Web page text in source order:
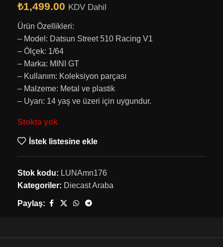
₺1,499.00 KDV Dahil
Ürün Özellikleri:
– Model: Datsun Street 510 Racing V1
– Ölçek: 1/64
– Marka: MINI GT
– Kullanım: Koleksiyon parçası
– Malzeme: Metal ve plastik
– Uyarı: 14 yaş ve üzeri için uygundur.
Stokta yok
İstek listesine ekle
Stok kodu: LUNAmn176
Kategoriler: Diecast Araba
Paylaş: